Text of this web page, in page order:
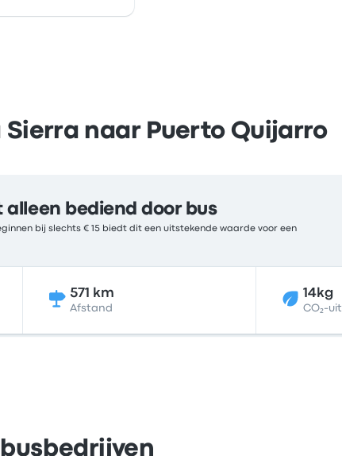
Sierra naar Puerto Quijarro
alleen bediend door bus
bij slechts € 15 biedt dit een uitstekende waarde voor een
571 km
Afstand
14kg
CO₂-